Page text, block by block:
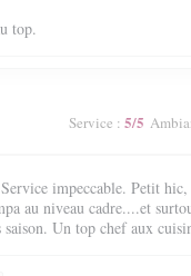
top.
Service : 5/5
impeccable. Petit hic,
au niveau cadre....et
Un top chef aux